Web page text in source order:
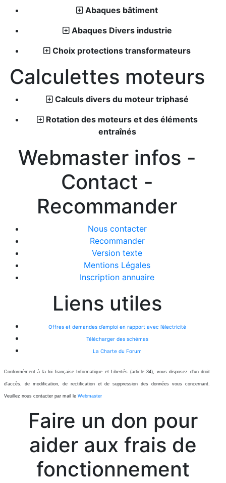
Abaques bâtiment
Abaques Divers industrie
Choix protections transformateurs
Calculettes moteurs
Calculs divers du moteur triphasé
Rotation des moteurs et des éléments
entraînés
Webmaster infos -
Contact -
Recommander
Nous contacter
Recommander
Version texte
Mentions Légales
Inscription annuaire
Liens utiles
Offres et demandes d’emploi en rapport avec l’électricité
Télécharger des schémas
La Charte du Forum
Conformément à la loi française Informatique et Libertés (article 34), vous disposez d'un droit
d'accès, de modification, de rectification et de suppression des données vous concernant.
Veuillez nous contacter par mail le Webmaster
Faire un don pour
aider aux frais de
fonctionnement